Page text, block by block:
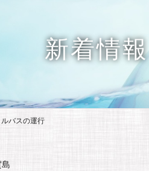
新着情報
バスの運行
島